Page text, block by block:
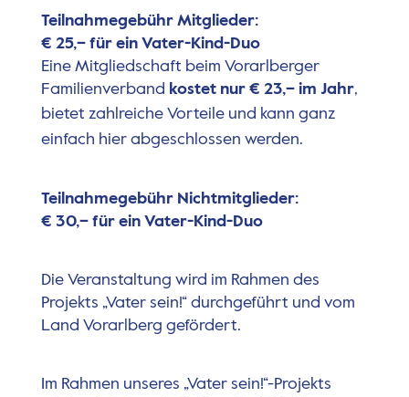
Teilnahmegebühr Mitglieder:
€ 25,– für ein Vater-Kind-Duo
Eine Mitgliedschaft beim Vorarlberger
Familienverband kostet nur € 23,– im Jahr,
bietet zahlreiche Vorteile und kann ganz
einfach hier abgeschlossen werden.
Teilnahmegebühr Nichtmitglieder:
€ 30,– für ein Vater-Kind-Duo
Die Veranstaltung wird im Rahmen des
Projekts „Vater sein!“ durchgeführt und vom
Land Vorarlberg gefördert.
Im Rahmen unseres „Vater sein!“-Projekts